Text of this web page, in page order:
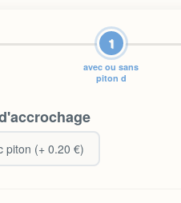
1
avec ou sans
piton d
piton (+ 0.20 €)